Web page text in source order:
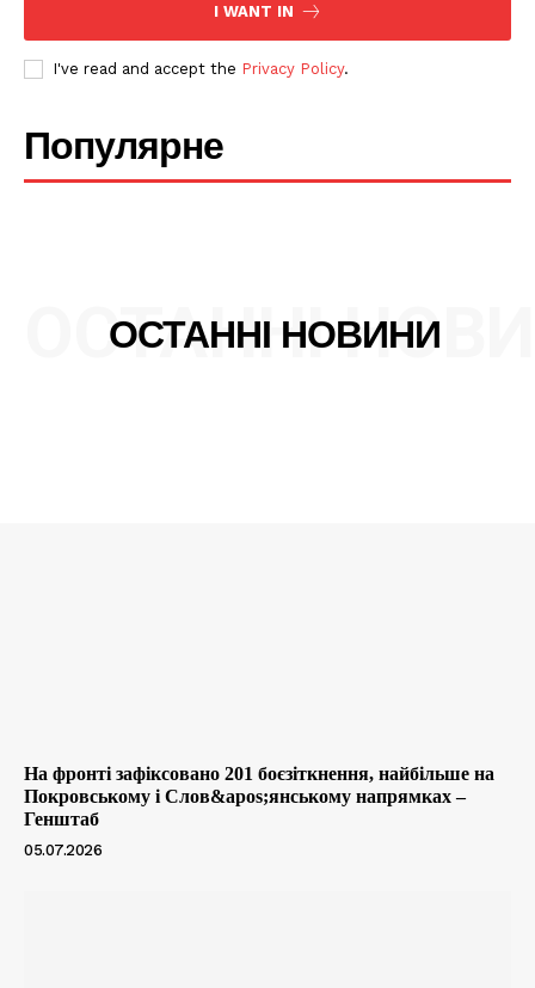
Контакти
I WANT IN
I've read and accept the Privacy Policy.
Популярне
ОСТАННІ НОВИНИ
ОСТАННІ
На фронті зафіксовано 201 боєзіткнення, найбільше на
Покровському і Слов&apos;янському напрямках –
Генштаб
05.07.2026